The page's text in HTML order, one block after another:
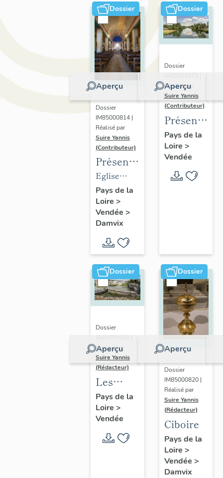
Dossier
Aperçu
Dossier
IM85000814 |
Réalisé par
Suire Yannis
(Contributeur)
Présentation
des
objets
mobiliers
de
de
Damvix
Eglise
paroissiale
Saint-Guy
de Damvix
Pays de la
Loire >
Vendée >
Damvix
Dossier
Aperçu
Dossier
Réalisé par
Suire Yannis
(Contributeur)
du
territoire
de la
Vallée
poitevin
Pays de la
Loire >
Vendée
Dossier
Aperçu
Dossier
IA85059692 |
Réalisé par
Suire Yannis
(Rédacteur)
Les
ports
dans la
vallée de
la Sèvre
Pays de la
Loire >
Vendée
Dossier
Aperçu
Dossier
IM85000820 |
Réalisé par
Suire Yannis
(Rédacteur)
Ciboire
Pays de la
Loire >
Vendée >
Damvix